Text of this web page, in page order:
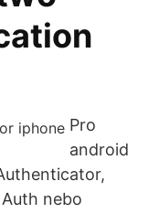
Pro
android
nebo